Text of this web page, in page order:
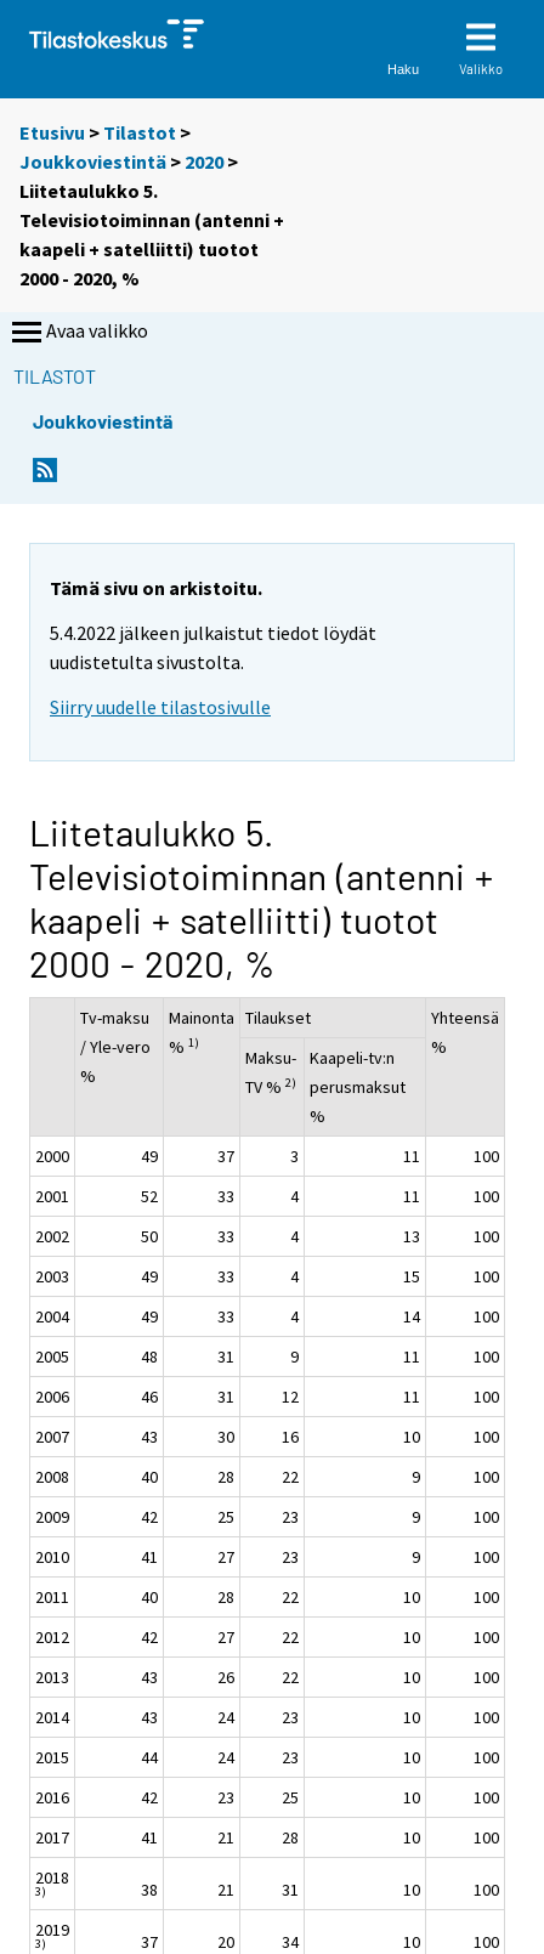
Haku Valikko
Etusivu > Tilastot >
Joukkoviestintä > 2020>
Liitetaulukko 5.
Televisiotoiminnan (antenni +
kaapeli + satelliitti) tuotot
2000 - 2020, %
Avaa valikko
TILASTOT
Joukkoviestintä
Tämä sivu on arkistoitu.
5.4.2022 jälkeen julkaistut tiedot löydät
uudistetulta sivustolta.
Siirry uudelle tilastosivulle
Liitetaulukko 5.
Televisiotoiminnan (antenni +
kaapeli + satelliitti) tuotot
2000 - 2020, %
Tv-maksu
/ Yle-vero
%
Mainonta
% 1)
Tilaukset
Yhteensä
%
Maksu-
TV % 2)
Kaapeli-tv:n
perusmaksut
%
2000
49 37 3 11
100
2001
52 33 4 11
100
2002
50 33 4 13
100
2003
49 33 4 15
100
2004
49 33 4 14
100
2005
48 31 9 11
100
2006
46 31 12 11
100
2007
43 30 16 10
100
2008
40 28 22 9
100
2009
42 25 23 9
100
2010
41 27 23 9
100
2011
40 28 22 10
100
2012
42 27 22 10
100
2013
43 26 22 10
100
2014
43 24 23 10
100
2015
44 24 23 10
100
2016
42 23 25 10
100
2017
41 21 28 10
100
2018
3) 38 21 31 10
100
2019
3) 37 20 34 10
100